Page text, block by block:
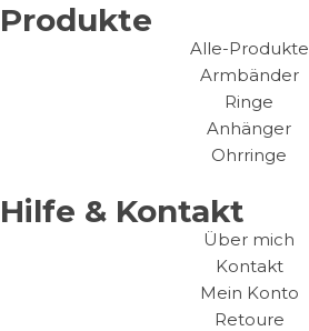
Produkte
Alle-Produkte
Armbänder
Ringe
Anhänger
Ohrringe
Hilfe & Kontakt
Über mich
Kontakt
Mein Konto
Retoure